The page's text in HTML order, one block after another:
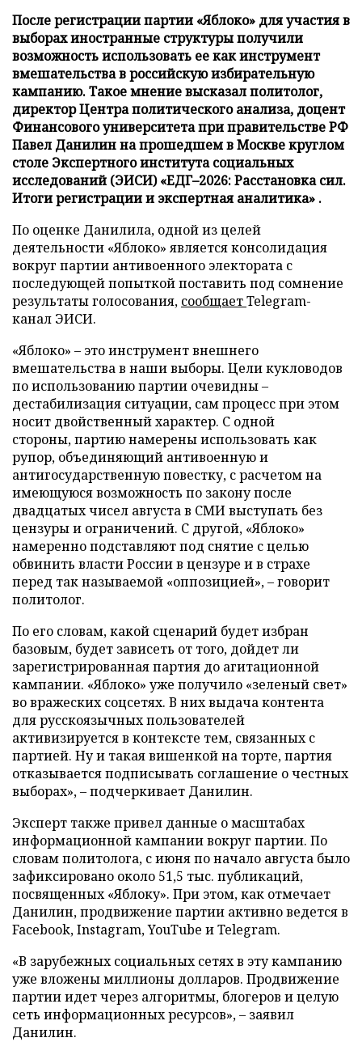
После регистрации партии «Яблоко» для участия в
выборах иностранные структуры получили
возможность использовать ее как инструмент
вмешательства в российскую избирательную
кампанию. Такое мнение высказал политолог,
директор Центра политического анализа, доцент
Финансового университета при правительстве РФ
Павел Данилин на прошедшем в Москве круглом
столе Экспертного института социальных
исследований (ЭИСИ) «ЕДГ–2026: Расстановка сил.
Итоги регистрации и экспертная аналитика» .
По оценке Данилила, одной из целей
деятельности «Яблоко» является консолидация
вокруг партии антивоенного электората с
последующей попыткой поставить под сомнение
результаты голосования, сообщаетTelegram-
канал ЭИСИ.
«Яблоко» – это инструмент внешнего
вмешательства в наши выборы. Цели кукловодов
по использованию партии очевидны –
дестабилизация ситуации, сам процесс при этом
носит двойственный характер. С одной
стороны, партию намерены использовать как
рупор, объединяющий антивоенную и
антигосударственную повестку, с расчетом на
имеющуюся возможность по закону после
двадцатых чисел августа в СМИ выступать без
цензуры и ограничений. С другой, «Яблоко»
намеренно подставляют под снятие с целью
обвинить власти России в цензуре и в страхе
перед так называемой «оппозицией», – говорит
политолог.
По его словам, какой сценарий будет избран
базовым, будет зависеть от того, дойдет ли
зарегистрированная партия до агитационной
кампании. «Яблоко» уже получило «зеленый свет»
во вражеских соцсетях. В них выдача контента
для русскоязычных пользователей
активизируется в контексте тем, связанных с
партией. Ну и такая вишенкой на торте, партия
отказывается подписывать соглашение о честных
выборах», – подчеркивает Данилин.
Эксперт также привел данные о масштабах
информационной кампании вокруг партии. По
словам политолога, с июня по начало августа было
зафиксировано около 51,5 тыс. публикаций,
посвященных «Яблоку». При этом, как отмечает
Данилин, продвижение партии активно ведется в
Facebook, Instagram, YouTube и Telegram.
«В зарубежных социальных сетях в эту кампанию
уже вложены миллионы долларов. Продвижение
партии идет через алгоритмы, блогеров и целую
сеть информационных ресурсов», – заявил
Данилин.